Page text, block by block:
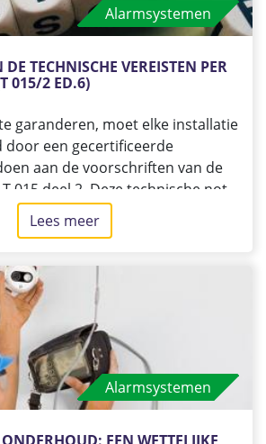
TECHNISCHE VEREISTEN PER
015/2 ED.6)
garanderen, moet elke installatie
door een gecertificeerde
aan de voorschriften van de
015 deel 2. Deze technische nota
bijgewerkt omdat de technieken
voortdurend evolueren.
classificeert de INCERT-
de
naargelang het risiconiveau van
In sommige gevallen is het
die het risiconiveau bepaalt
klant enz.).
Alarmsystemen
Lees meer
Overzicht
vereisten
per
risiconiveau
(T
015/2
ed.6)
EEN WETTELIJKE
Alarmsystemen